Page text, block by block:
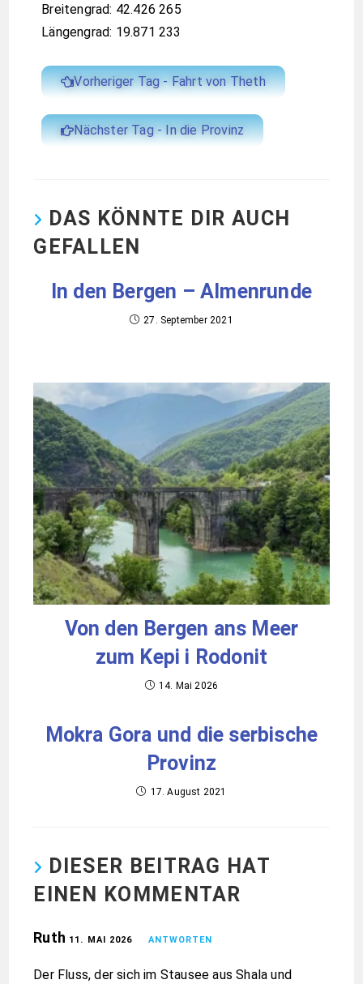
Breitengrad: 42.426 265
Längengrad: 19.871 233
Vorheriger Tag - Fahrt von Theth
Nächster Tag - In die Provinz
DAS KÖNNTE DIR AUCH
GEFALLEN
In den Bergen – Almenrunde
27. September 2021
Von den Bergen ans Meer
zum Kepi i Rodonit
14. Mai 2026
Mokra Gora und die serbische
Provinz
17. August 2021
DIESER BEITRAG HAT
EINEN KOMMENTAR
Ruth 11. MAI 2026 ANTWORTEN
Der Fluss, der sich im Stausee aus Shala und